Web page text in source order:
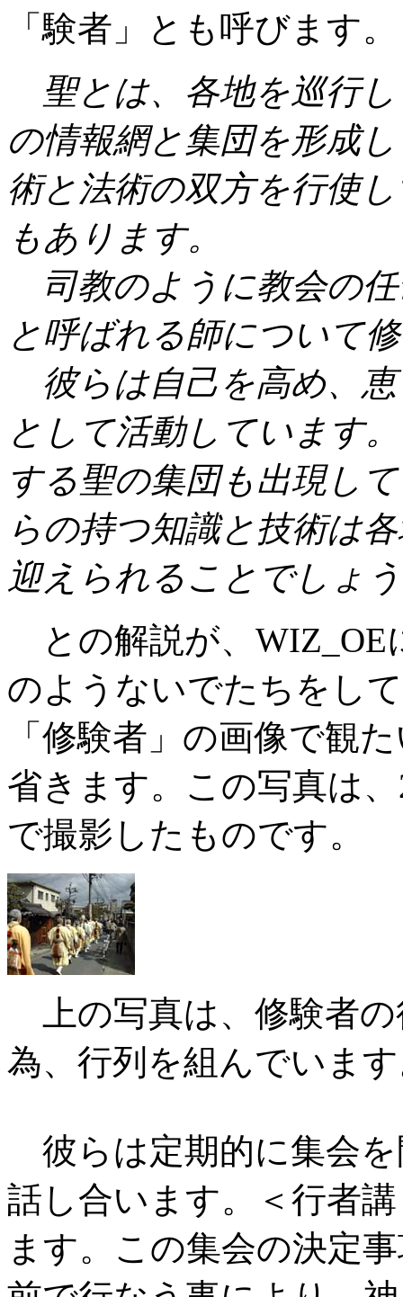
「験者」とも呼びます。
聖とは、各地を巡行
の情報網と集団を形成
術と法術の双方を行使
もあります。
司教のように教会の
と呼ばれる師について
彼らは自己を高め、
として活動しています
する聖の集団も出現し
らの持つ知識と技術は
迎えられることでしょ
との解説が、WIZ_OE
のようないでたちをし
「修験者」の画像で観
省きます。この写真は
で撮影したものです。
上の写真は、修験者
為、行列を組んでいま
彼らは定期的に集会
話し合います。＜行者
ます。この集会の決定